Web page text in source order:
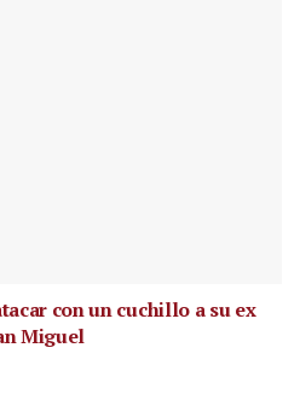
con un cuchillo a su ex
Miguel